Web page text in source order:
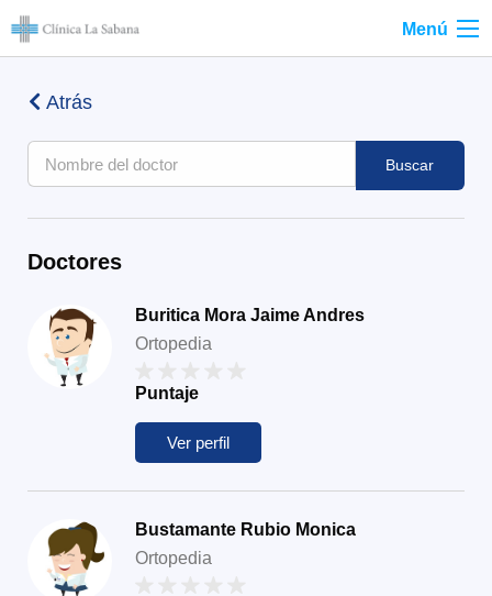
Menú
Atrás
Buscar
Doctores
Buritica Mora Jaime Andres
Ortopedia
Puntaje
Ver perfil
Bustamante Rubio Monica
Ortopedia